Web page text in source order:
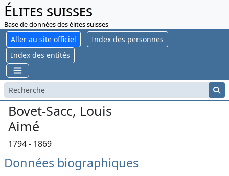
Élites suisses
Base de données des élites suisses
Aller au site officiel
Index des personnes
Index des entités
Bovet-Sacc, Louis
Aimé
1794 - 1869
Données biographiques